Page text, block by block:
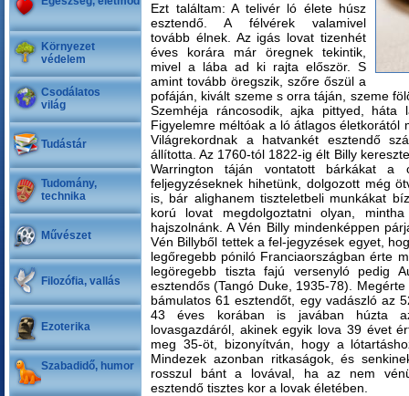
Környezet
védelem
Csodálatos
világ
Tudástár
Tudomány,
technika
Művészet
Filozófia, vallás
Ezoterika
Szabadidő, humor
Ezt találtam: A telivér ló élete húsz
esztendő. A félvérek valamivel
tovább élnek. Az igás lovat tizenhét
éves korára már öregnek tekintik,
mivel a lába ad ki rajta először. S
amint tovább öregszik, szőre őszül a
pofáján, kivált szeme s orra táján, szeme
Szemhéja ráncosodik, ajka pittyed,
Figyelemre méltóak a ló átlagos életkorától
Világrekordnak a hatvankét esztendő
állította. Az 1760-tól 1822-ig élt Billy
Warrington táján vontatott bárkákat
feljegyzéseknek hihetünk, dolgozott még
is, bár alighanem tiszteletbeli munkákat
korú lovat megdolgoztatni olyan,
hajszolnánk. A Vén Billy mindenképpen
Vén Billyből tettek a fel-jegyzések egyet,
legőregebb póniló Franciaországban érte
legöregebb tiszta fajú versenyló pedig
esztendős (Tangó Duke, 1935-78).
bámulatos 61 esztendőt, egy vadászló az
43 éves korában is javában húzta
lovasgazdáról, akinek egyik lova 39 évet
meg 35-öt, bizonyítván, hogy a
Mindezek azonban ritkaságok, és
rosszul bánt a lovával, ha az nem
esztendő tisztes kor a lovak életében.